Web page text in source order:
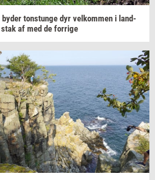
byder tonstun­ge dyr vel­kom­men i land­
af med defor­ri­ge